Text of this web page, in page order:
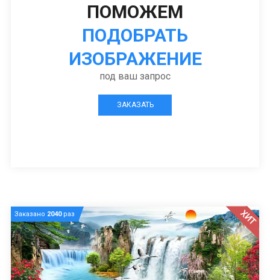
ПОМОЖЕМ
ПОДОБРАТЬ
ИЗОБРАЖЕНИЕ
под ваш запрос
ЗАКАЗАТЬ
Заказано 2040раз ХИТ